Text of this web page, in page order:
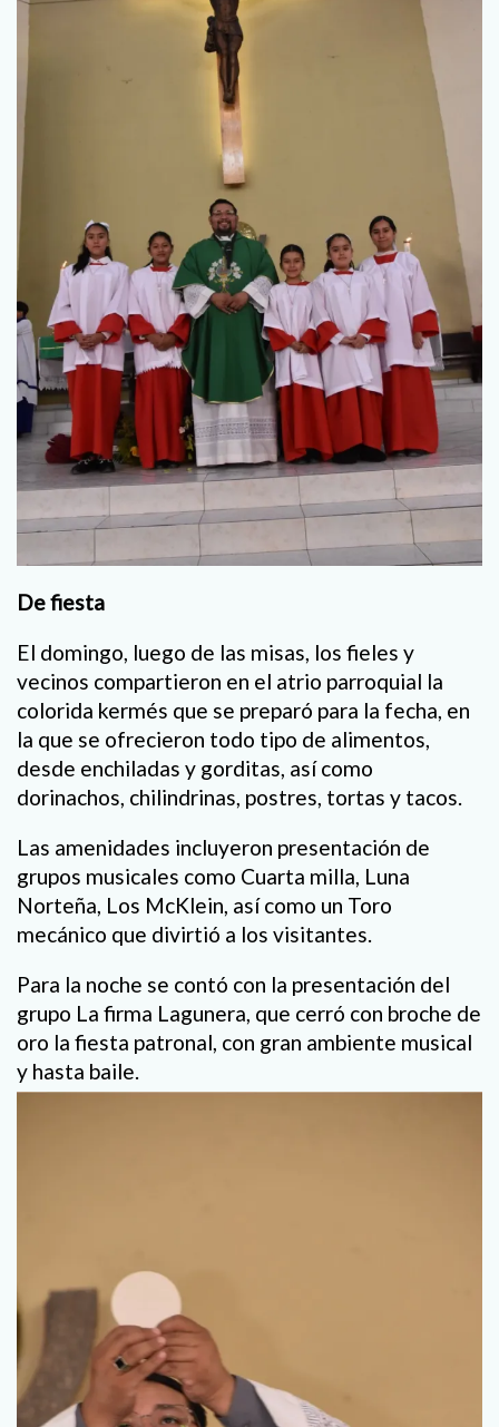
De fiesta
El domingo, luego de las misas, los fieles y
vecinos compartieron en el atrio parroquial la
colorida kermés que se preparó para la fecha, en
la que se ofrecieron todo tipo de alimentos,
desde enchiladas y gorditas, así como
dorinachos, chilindrinas, postres, tortas y tacos.
Las amenidades incluyeron presentación de
grupos musicales como Cuarta milla, Luna
Norteña, Los McKlein, así como un Toro
mecánico que divirtió a los visitantes.
Para la noche se contó con la presentación del
grupo La firma Lagunera, que cerró con broche de
oro la fiesta patronal, con gran ambiente musical
y hasta baile.